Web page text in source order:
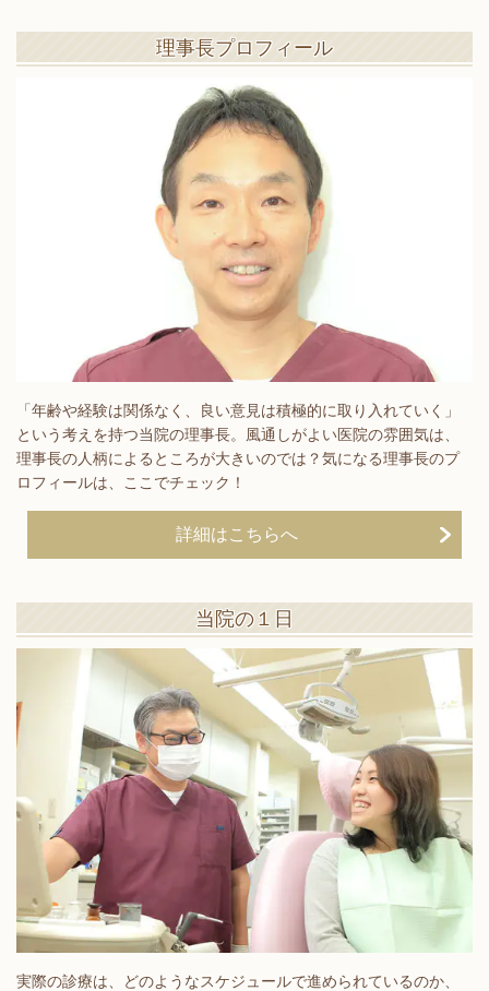
理事長プロフィール
「年齢や経験は関係なく、良い意見は積極的に取り入れていく」
という考えを持つ当院の理事長。風通しがよい医院の雰囲気は、
理事長の人柄によるところが大きいのでは？気になる理事長のプ
ロフィールは、ここでチェック！
詳細はこちらへ
当院の１日
実際の診療は、どのようなスケジュールで進められているのか、